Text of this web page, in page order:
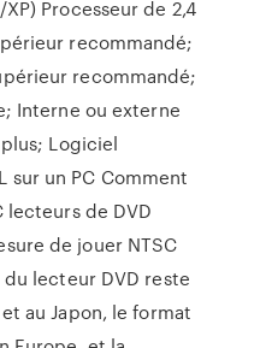
Processeur de 2,4
recommandé;
recommandé;
Interne ou externe
Logiciel
sur un PC Comment
lecteurs de DVD
de jouer NTSC
lecteur DVD reste
au Japon, le format